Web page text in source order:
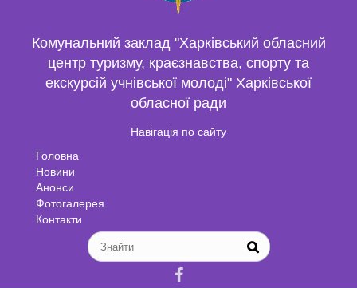
Комунальний заклад "Харківський обласний
центр туризму, краєзнавства, спорту та
екскурсій учнівської молоді" Харківської
обласної ради
Навігація по сайту
Головна
Новини
Анонси
Фотогалерея
Контакти
